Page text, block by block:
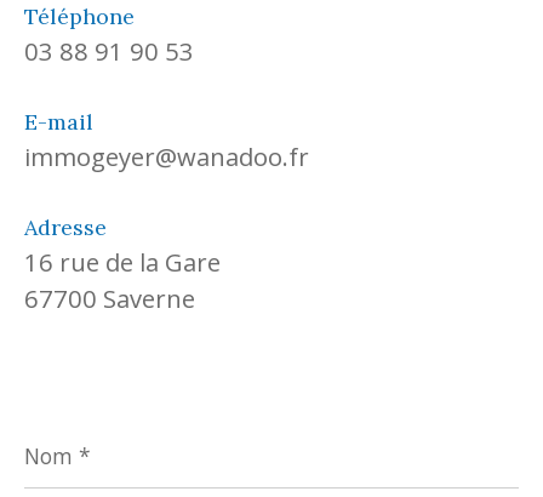
Téléphone
03 88 91 90 53
E-mail
immogeyer@wanadoo.fr
Adresse
16 rue de la Gare
67700 Saverne
*